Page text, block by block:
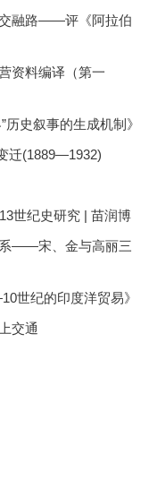
交融路——评《阿拉伯
资料编译（第一
历史叙事的生成机制》
迁(1889—1932)
世纪史研究 | 苗润博
系——宋、金与高丽三
世纪的印度洋贸易》
交通